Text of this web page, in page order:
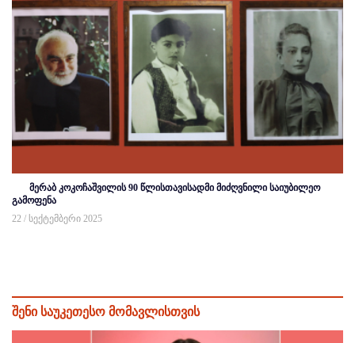
მერაბ კოკოჩაშვილის 90 წლისთავისადმი მიძღვნილი საიუბილეო
გამოფენა
22 / სექტემბერი 2025
შენი საუკეთესო მომავლისთვის